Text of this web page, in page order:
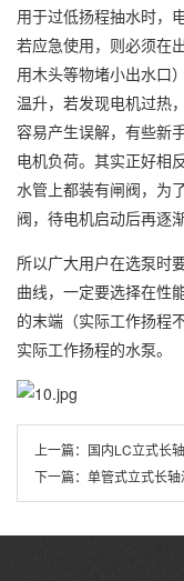
用于过低扬程抽水时，
若应急使用，则必须在
用木头等物堵小出水口
温升，若发现电机过热
容易产生误解，有些新
电机负荷。其实正好相
水管上都装有闸阀，为
阀，待电机启动后再逐
所以广大用户在选泵时
曲线，一定要选择在性
的末端（实际工作扬程
实际工作扬程的水泵。
上一篇： 国内LC立式长
下一篇： 单管式立式长